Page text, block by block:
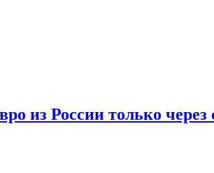
из России только